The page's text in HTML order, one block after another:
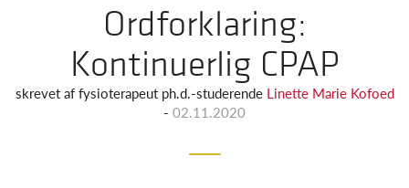
Ordforklaring:
Kontinuerlig CPAP
skrevet af fysioterapeut ph.d.-studerende Linette Marie Kofoed
- 02.11.2020